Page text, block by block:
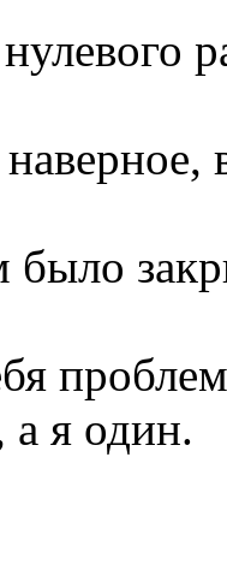
было
я один.